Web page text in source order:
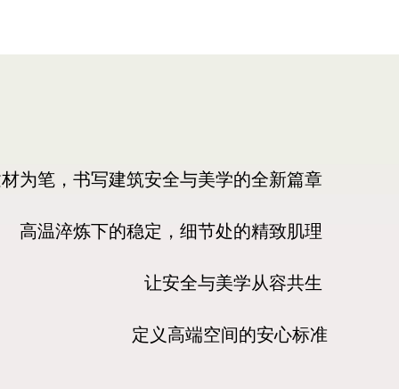
为笔，书写建筑安全与美学的全新篇章
高温淬炼下的稳定，细节处的精致肌理
让安全与美学从容共生
定义高端空间的安心标准